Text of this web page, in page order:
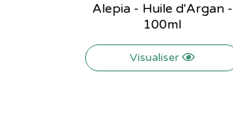
Alepia - Huile d'Argan -
100ml
Visualiser